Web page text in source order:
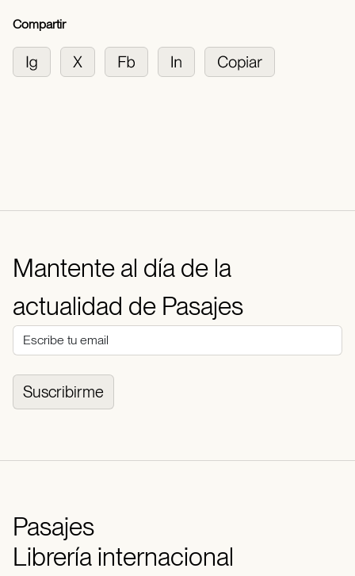
Compartir
Mantente al día de la
actualidad de Pasajes
Suscribirme
Pasajes
Librería internacional